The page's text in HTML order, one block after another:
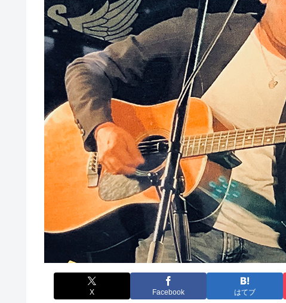
X Facebook はてブ